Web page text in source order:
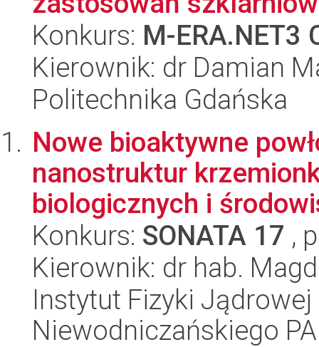
Konkurs: M-ERA.NET3
Kierownik: dr Damian
Politechnika Gdańska
Nowe bioaktywne
nanostruktur
biologicznych i
Konkurs: SONATA 17 ,
Kierownik: dr hab.
Instytut Fizyki
Niewodniczańskiego